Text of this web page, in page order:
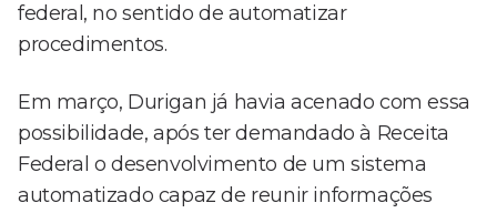
federal, no sentido de automatizar
procedimentos.
Em março, Durigan já havia acenado com essa
possibilidade, após ter demandado à Receita
Federal o desenvolvimento de um sistema
automatizado capaz de reunir informações